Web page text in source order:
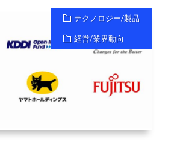
テクノロジー/製品
経営/業界動向